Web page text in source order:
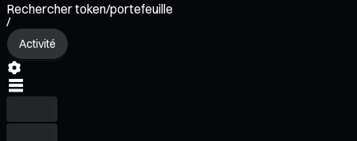
Rechercher token/portefeuille
/
Activité